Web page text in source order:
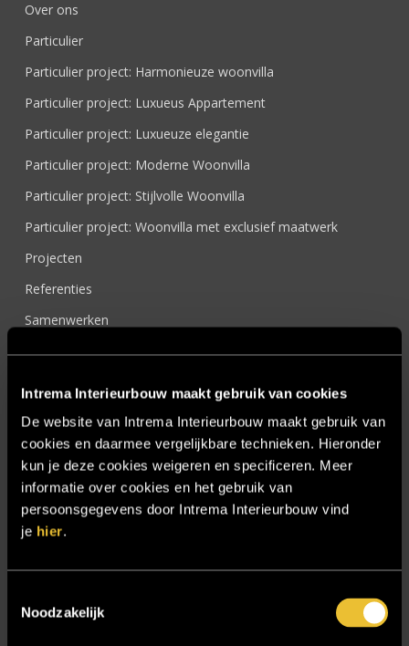
Intrema Interieurbouw maakt gebruik van cookies
De website van Intrema Interieurbouw maakt gebruik van
cookies en daarmee vergelijkbare technieken. Hieronder
kun je deze cookies weigeren en specificeren. Meer
informatie over cookies en het gebruik van
persoonsgegevens door Intrema Interieurbouw vind
je hier.
Noodzakelijk
Over ons
Particulier
Particulier project: Harmonieuze woonvilla
Particulier project: Luxueus Appartement
Particulier project: Luxueuze elegantie
Particulier project: Moderne Woonvilla
Particulier project: Stijlvolle Woonvilla
Particulier project: Woonvilla met exclusief maatwerk
Projecten
Referenties
Samenwerken
Sensire
SIDN
Trebbe MiddenWest
TV lift
Twentsch Hooratelier
Vacature Allround monteur interieurbouwer
Vacatures